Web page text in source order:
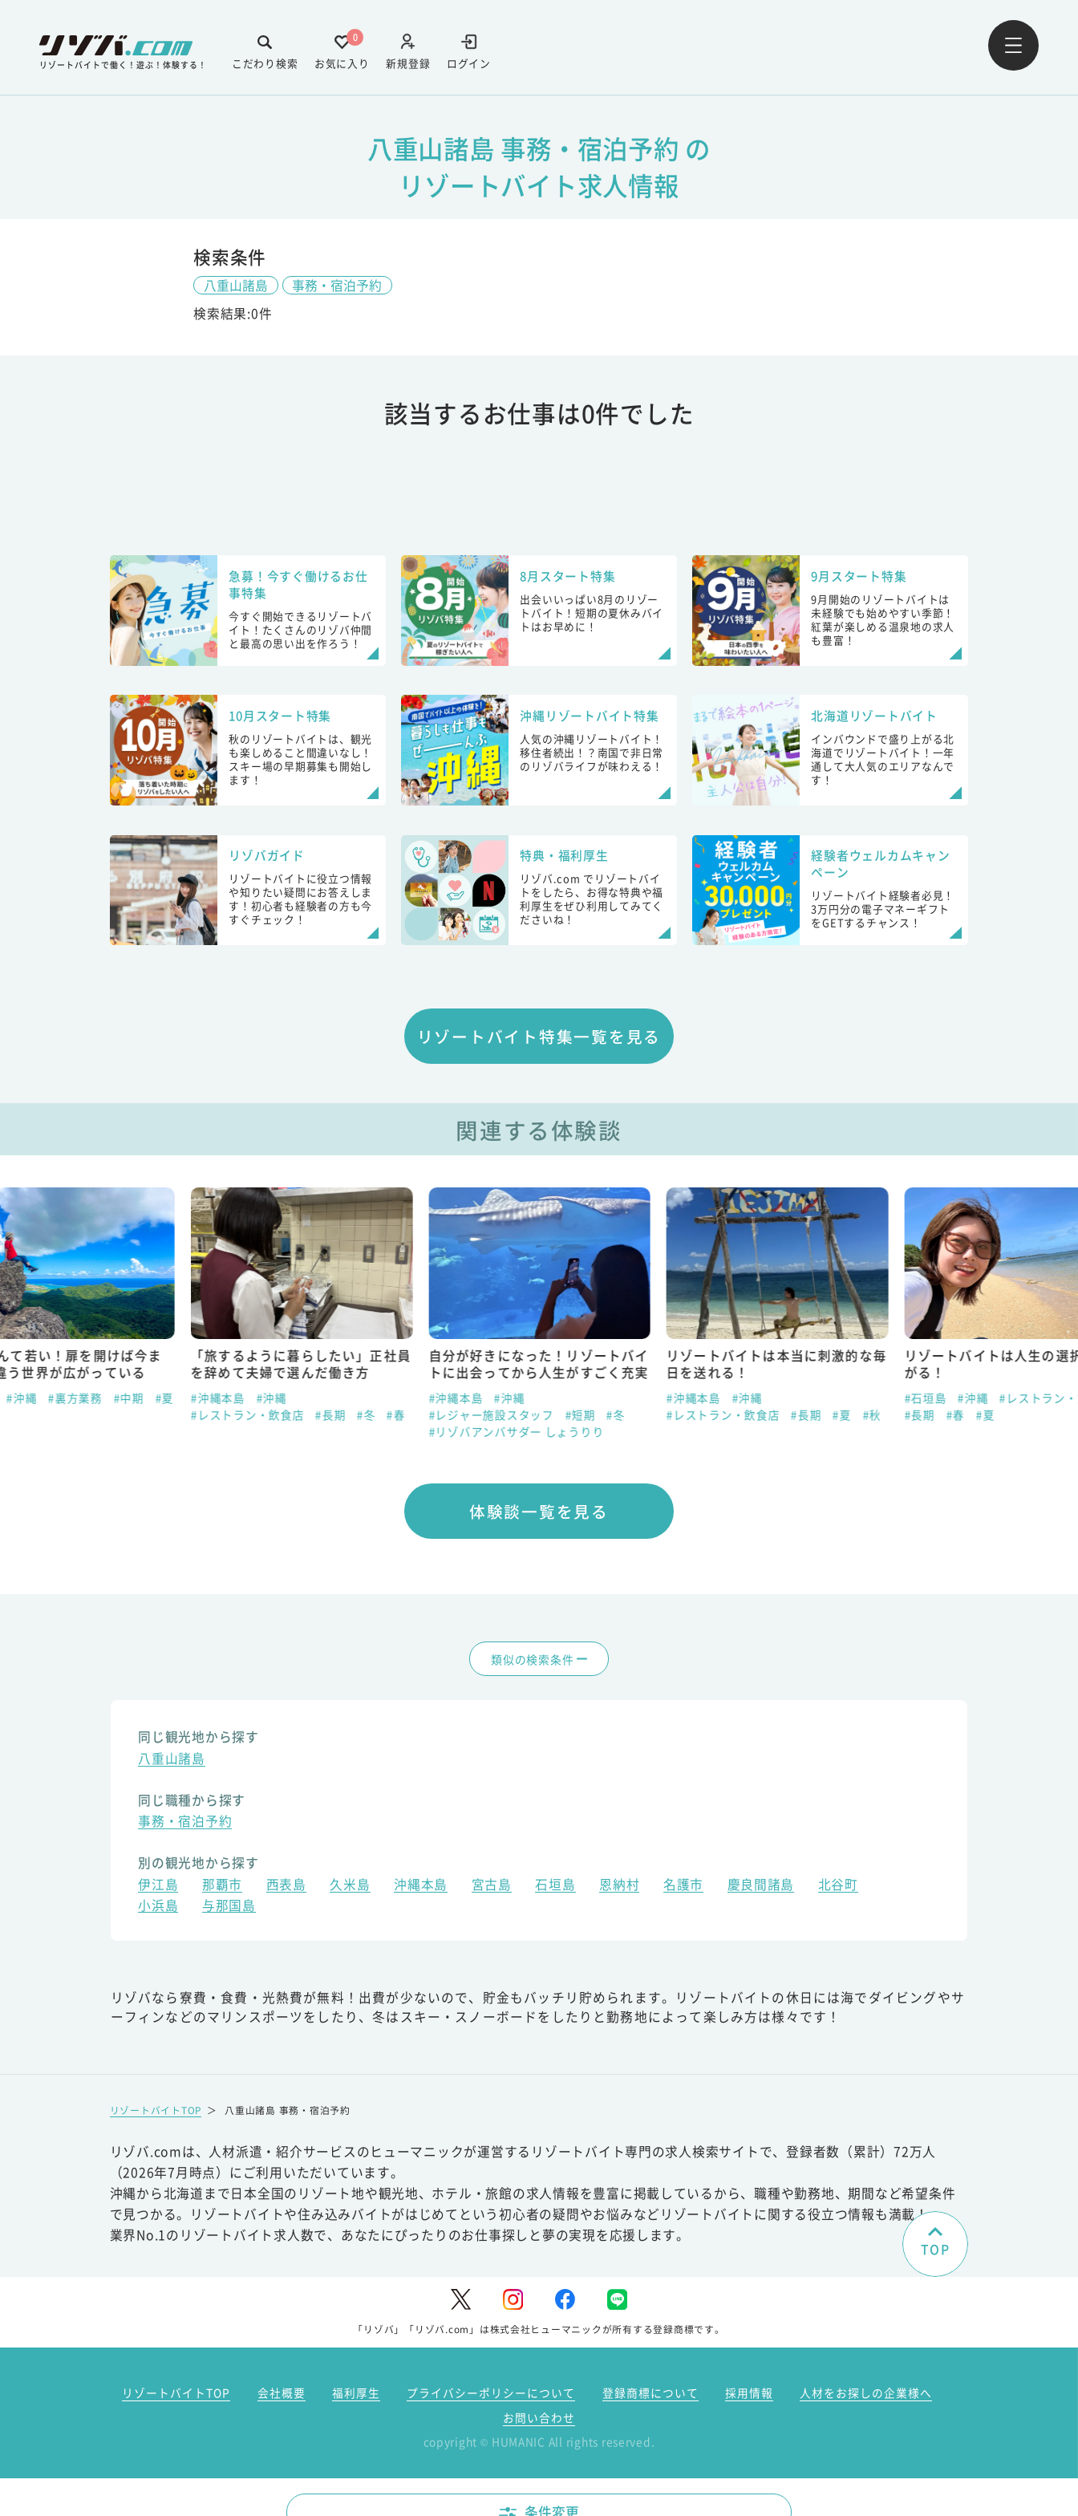
リゾートバイトで働く！遊ぶ！体験する！ ログイン
新規登録
0
お気に入り
こだわり検索
八重山諸島 事務・宿泊予約 の
リゾートバイト求人情報
検索条件
八重山諸島
事務・宿泊予約
検索結果:0件
該当するお仕事は0件でした
急募！今すぐ働けるお仕
事特集
今すぐ開始できるリゾートバ
イト！たくさんのリゾバ仲間
と最高の思い出を作ろう！
8月スタート特集
出会いいっぱい8月のリゾー
トバイト！短期の夏休みバイ
トはお早めに！
9月スタート特集
9月開始のリゾートバイトは
未経験でも始めやすい季節！
紅葉が楽しめる温泉地の求人
も豊富！
10月スタート特集
秋のリゾートバイトは、観光
も楽しめること間違いなし！
スキー場の早期募集も開始し
ます！
沖縄リゾートバイト特集
人気の沖縄リゾートバイト！
移住者続出！？南国で非日常
のリゾバライフが味わえる！
北海道リゾートバイト
インバウンドで盛り上がる北
海道でリゾートバイト！一年
通して大人気のエリアなんで
す！
リゾバガイド
リゾートバイトに役立つ情報
や知りたい疑問にお答えしま
す！初心者も経験者の方も今
すぐチェック！
特典・福利厚生
リゾバ.com でリゾートバイ
トをしたら、お得な特典や福
利厚生をぜひ利用してみてく
ださいね！
経験者ウェルカムキャン
ペーン
リゾートバイト経験者必見！
3万円分の電子マネーギフト
をGETするチャンス！
リゾートバイト特集一覧を見る
関連する体験談
て若い！扉を開けば今ま
う世界が広がっている
#沖縄 #裏方業務 #中期 #夏
「旅するように暮らしたい」正社員
を辞めて夫婦で選んだ働き方
#沖縄本島
#沖縄
#レストラン・飲食店
#長期 #冬 #春
自分が好きになった！リゾートバイ
トに出会ってから人生がすごく充実
#沖縄本島
#沖縄
#レジャー施設スタッフ
#短期
#冬
#リゾバアンバサダー しょうりり
リゾートバイトは本当に刺激的な毎
日を送れる！
#沖縄本島
#沖縄
#レストラン・飲食店
#長期 #夏 #秋
リゾートバイトは人生の選
がる！
#石垣島 #沖縄
#レストラン
#長期
#春 #夏
体験談一覧を見る
類似の検索条件
同じ観光地から探す
八重山諸島
同じ職種から探す
事務・宿泊予約
別の観光地から探す
伊江島
那覇市 西表島 久米島 沖縄本島 宮古島 石垣島 恩納村 名護市 慶良間諸島
北谷町
小浜島
与那国島
リゾバなら寮費・食費・光熱費が無料！出費が少ないので、貯金もバッチリ貯められます。リゾートバイトの休日には海でダイビングやサ
ーフィンなどのマリンスポーツをしたり、冬はスキー・スノーボードをしたりと勤務地によって楽しみ方は様々です！
リゾートバイトTOP ＞ 八重山諸島 事務・宿泊予約
リゾバ.comは、人材派遣・紹介サービスのヒューマニックが運営するリゾートバイト専門の求人検索サイトで、登録者数（累計）72万人
（2026年7月時点）にご利用いただいています。
沖縄から北海道まで日本全国のリゾート地や観光地、ホテル・旅館の求人情報を豊富に掲載しているから、職種や勤務地、期間など希望条件
で見つかる。リゾートバイトや住み込みバイトがはじめてという初心者の疑問やお悩みなどリゾートバイトに関する役立つ情報も満載！
業界No.1のリゾートバイト求人数で、あなたにぴったりのお仕事探しと夢の実現を応援します。
TOP
「リゾバ」「リゾバ.com」は株式会社ヒューマニックが所有する登録商標です。
リゾートバイトTOP 会社概要 福利厚生 プライバシーポリシーについて 登録商標について 採用情報
人材をお探しの企業様へ
お問い合わせ
copyright © HUMANIC All rights reserved.
条件変更